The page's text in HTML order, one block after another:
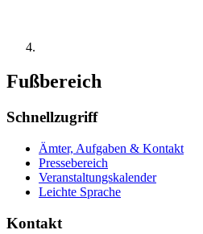
Fußbereich
Schnellzugriff
Ämter, Aufgaben & Kontakt
Pressebereich
Veranstaltungskalender
Leichte Sprache
Kontakt